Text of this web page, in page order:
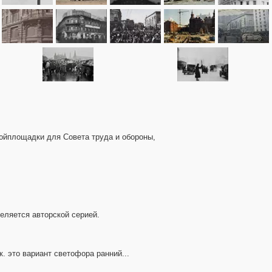
для Совета труда и обороны,
авторской серией.
это вариант светофора ранний...